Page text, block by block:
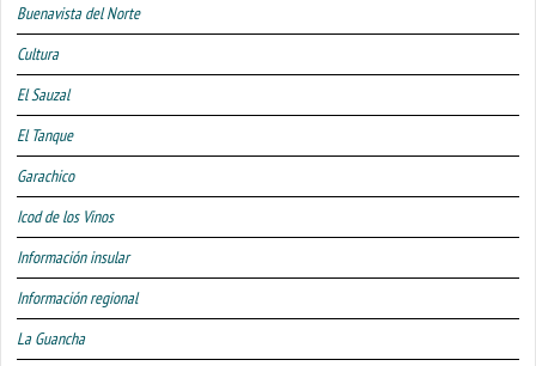
Buenavista del Norte
Cultura
El Sauzal
El Tanque
Garachico
Icod de los Vinos
Información insular
Información regional
La Guancha